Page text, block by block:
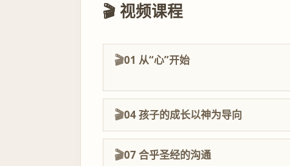
🎬 视频课程
01 从“心”开始
04 孩子的成长以神为导向
07 合乎圣经的沟通